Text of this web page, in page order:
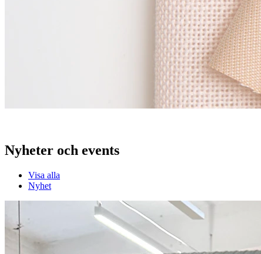
Nyheter och events
Visa alla
Nyhet